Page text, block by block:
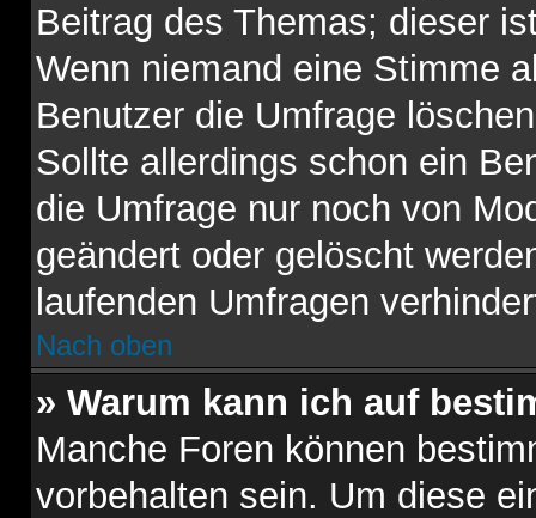
Beitrag des Themas; dieser
Wenn niemand eine Stimme
Benutzer die Umfrage
Sollte allerdings schon ein
die Umfrage nur noch von
geändert oder gelöscht
laufenden Umfragen
Nach oben
» Warum kann ich auf
Manche Foren können
vorbehalten sein. Um diese